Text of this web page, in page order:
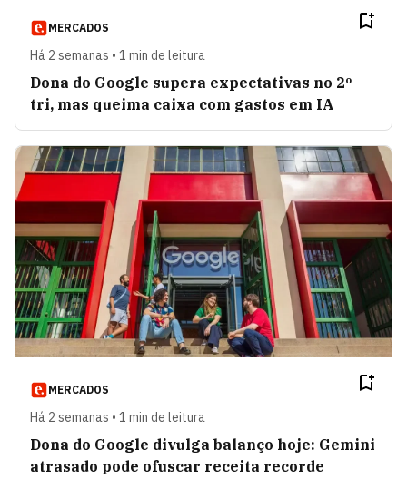
MERCADOS
Há 2 semanas • 1 min de leitura
Dona do Google supera expectativas no 2º
tri, mas queima caixa com gastos em IA
MERCADOS
Há 2 semanas • 1 min de leitura
Dona do Google divulga balanço hoje: Gemini
atrasado pode ofuscar receita recorde